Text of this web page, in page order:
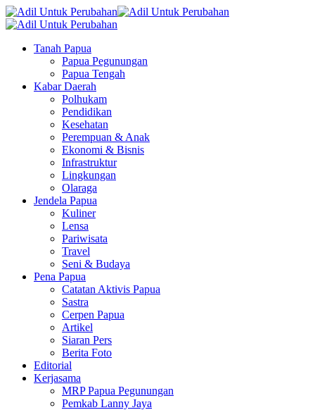
Tanah Papua
Papua Pegunungan
Papua Tengah
Kabar Daerah
Polhukam
Pendidikan
Kesehatan
Perempuan & Anak
Ekonomi & Bisnis
Infrastruktur
Lingkungan
Olaraga
Jendela Papua
Kuliner
Lensa
Pariwisata
Travel
Seni & Budaya
Pena Papua
Catatan Aktivis Papua
Sastra
Cerpen Papua
Artikel
Siaran Pers
Berita Foto
Editorial
Kerjasama
MRP Papua Pegunungan
Pemkab Lanny Jaya